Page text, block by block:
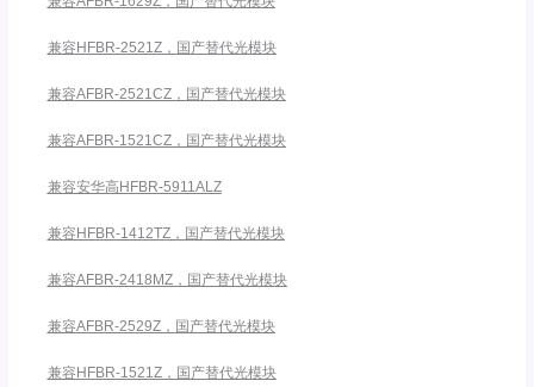
兼容HFBR-2521Z，国产替代光模块
兼容AFBR-2521CZ，国产替代光模块
兼容AFBR-1521CZ，国产替代光模块
兼容安华高HFBR-5911ALZ
兼容HFBR-1412TZ，国产替代光模块
兼容AFBR-2418MZ，国产替代光模块
兼容AFBR-2529Z，国产替代光模块
兼容HFBR-1521Z，国产替代光模块